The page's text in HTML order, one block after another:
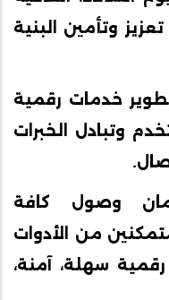
وتأمين البنية
خدمات رقمية
وتبادل الخبرات
وصول
كافة
من
الأدوات
رقمية سهلة، آمنة،